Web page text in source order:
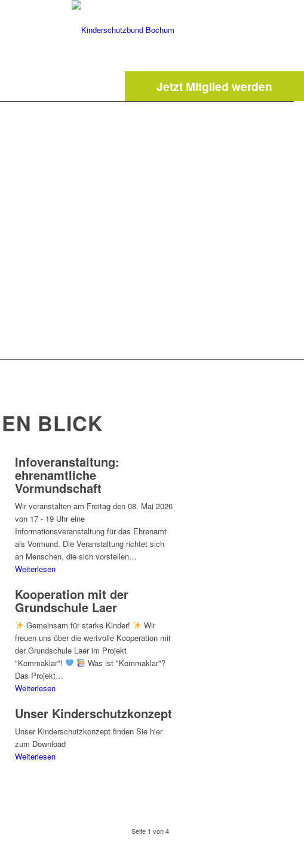
Jetzt Mitglied werden
BLICK
Infoveranstaltung:
ehrenamtliche
Vormundschaft
Wir veranstalten am Freitag den 08. Mai 2026
von 17 - 19 Uhr eine
Informationsveranstaltung für das Ehrenamt
als Vormund. Die Veranstaltung richtet sich
an Menschen, die sich vorstellen…
Weiterlesen
Kooperation mit der
Grundschule Laer
Gemeinsam für starke Kinder!
Wir
freuen uns über die wertvolle Kooperation mit
der Grundschule Laer im Projekt
"Kommaklar"!
Was ist "Kommaklar"?
Das Projekt…
Weiterlesen
Unser Kinderschutzkonzept
Unser Kinderschutzkonzept finden Sie hier
zum Download
Weiterlesen
Seite 1 von 4